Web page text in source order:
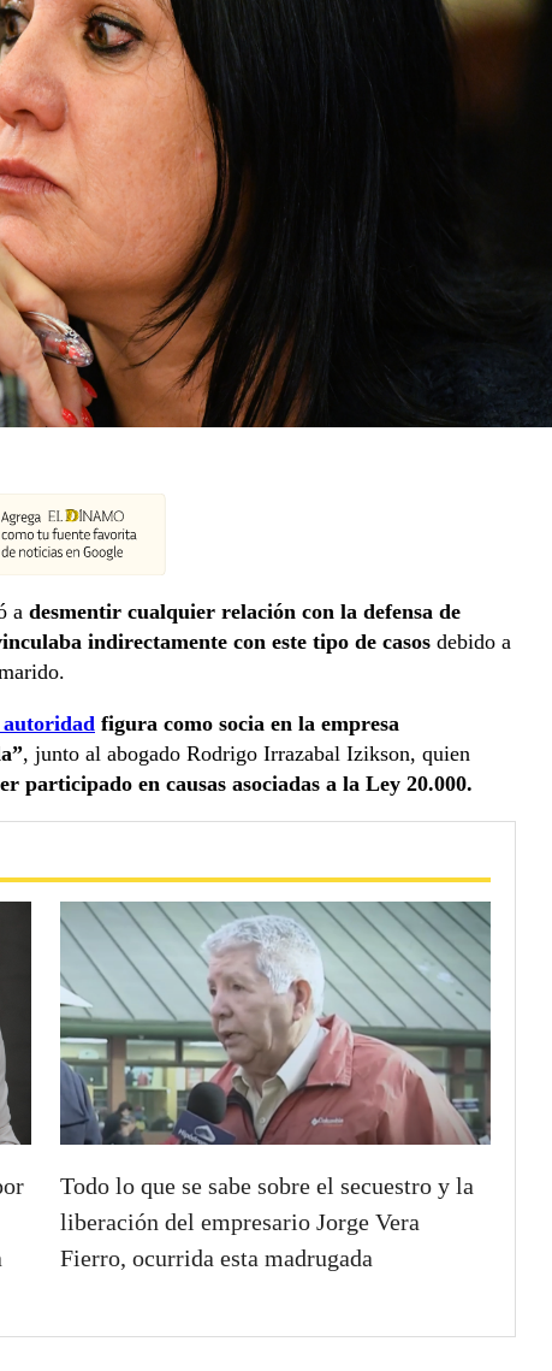
a desmentir cualquier relación con la defensa de
indirectamente con este tipo de casos debido a
autoridad figura como socia en la empresa
, junto al abogado Rodrigo Irrazabal Izikson, quien
participado en causas asociadas a la Ley 20.000.
Todo lo que se sabe sobre el secuestro y la
liberación del empresario Jorge Vera
Fierro, ocurrida esta madrugada